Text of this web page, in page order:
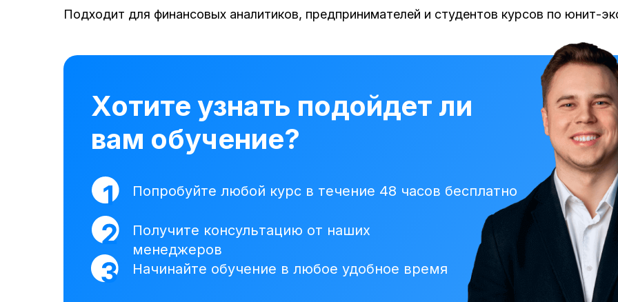
Подходит для финансовых аналитиков, предпринимателей и студентов курсов по юнит-
Хотите узнать подойдет ли
вам обучение?
Попробуйте любой курс в течение 48 часов бесплатно
Получите консультацию от наших
менеджеров
Начинайте обучение в любое удобное время